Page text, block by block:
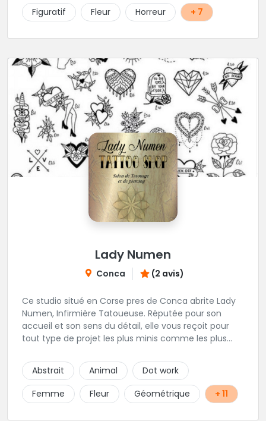
Figuratif Fleur Horreur + 7
Lady Numen
Conca (2 avis)
Ce studio situé en Corse pres de Conca abrite Lady
Numen, Infirmière Tatoueuse. Réputée pour son
accueil et son sens du détail, elle vous reçoit pour
tout type de projet les plus minis comme les plus
Abstrait
Animal
Dot work
Femme
Fleur Géométrique + 11